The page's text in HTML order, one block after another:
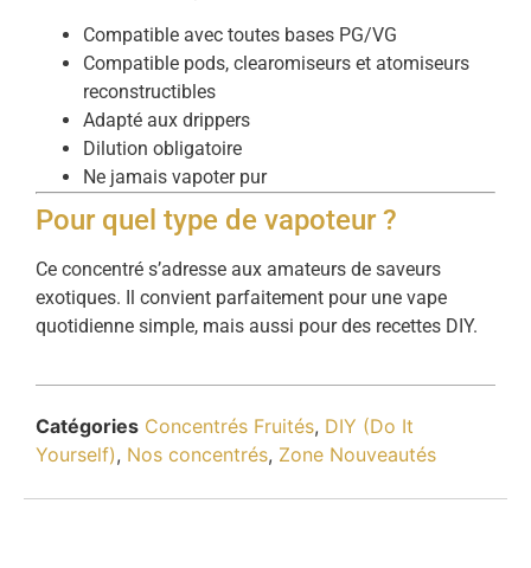
Compatible avec toutes bases PG/VG
Compatible pods, clearomiseurs et atomiseurs
reconstructibles
Adapté aux drippers
Dilution obligatoire
Ne jamais vapoter pur
Pour quel type de vapoteur ?
Ce concentré s’adresse aux amateurs de saveurs
exotiques. Il convient parfaitement pour une vape
quotidienne simple, mais aussi pour des recettes DIY.
Catégories Concentrés Fruités, DIY (Do It
Yourself), Nos concentrés, Zone Nouveautés